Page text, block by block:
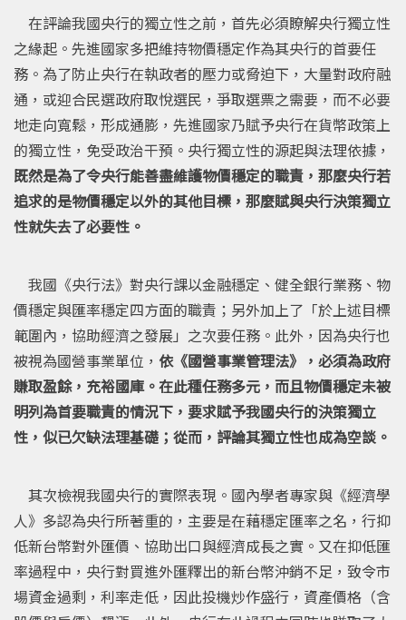
在評論我國央行的獨立性之前，首先必須瞭解央行獨立性
之緣起。先進國家多把維持物價穩定作為其央行的首要任
務。為了防止央行在執政者的壓力或脅迫下，大量對政府融
通，或迎合民選政府取悅選民，爭取選票之需要，而不必要
地走向寬鬆，形成通膨，先進國家乃賦予央行在貨幣政策上
的獨立性，免受政治干預。央行獨立性的源起與法理依據，
既然是為了令央行能善盡維護物價穩定的職責，那麼央行若
追求的是物價穩定以外的其他目標，那麼賦與央行決策獨立
性就失去了必要性。
我國《央行法》對央行課以金融穩定、健全銀行業務、物
價穩定與匯率穩定四方面的職責；另外加上了「於上述目標
範圍內，協助經濟之發展」之次要任務。此外，因為央行也
被視為國營事業單位， 依《國營事業管理法》，必須為政府
賺取盈餘，充裕國庫。在此種任務多元，而且物價穩定未被
明列為首要職責的情況下，要求賦予我國央行的決策獨立
性，似已欠缺法理基礎；從而，評論其獨立性也成為空談。
其次檢視我國央行的實際表現。國內學者專家與《經濟學
人》多認為央行所著重的，主要是在藉穩定匯率之名，行抑
低新台幣對外匯價、協助出口與經濟成長之實。又在抑低匯
率過程中，央行對買進外匯釋出的新台幣沖銷不足，致令市
場資金過剩，利率走低，因此投機炒作盛行，資產價格（含